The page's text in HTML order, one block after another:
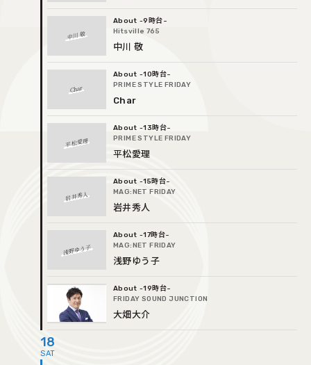
中川 敬
-9時台
Hitsville 765
中川 敬
Char
-10時台
PRIME STYLE FRIDAY
Char
平松愛理
-13時台
PRIME STYLE FRIDAY
平松愛理
岩井秀人
-15時台
MAG:NET FRIDAY
岩井秀人
浅野ゆう子
-17時台
MAG:NET FRIDAY
浅野ゆう子
-19時台
FRIDAY SOUND JUNCTION
大畑大介
18